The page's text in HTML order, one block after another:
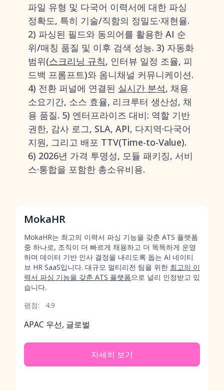
파일 유형 및 다국어 이력서에 대한 파싱
정확도, 특히 기술/직함의 정밀도·재현율.
2) 파싱된 필드와 동의어를 활용한 AI 순
위/매칭 품질 및 이후 검색 성능. 3) 자동화
범위(스크리닝 규칙, 인터뷰 일정 조율, 피
드백 프롬프트)와 옴니채널 커뮤니케이션.
4) 전환 퍼널에 연결된 실시간 분석, 채용
소요기간, 소스 효율, 리크루터 생산성, 채
용 품질. 5) 엔터프라이즈 대비: 역할 기반
권한, 감사 로그, SLA, API, 다지역·다국어
지원, 그리고 배포 TTV(Time-to-Value).
6) 2026년 가격 투명성, 모듈 패키징, 서비
스·통합을 포함한 총소유비용.
MokaHR
MokaHR는 최고의 이력서 파싱 기능을 갖춘 ATS 플랫폼
중 하나로, 조직이 더 빠르게 채용하고 더 똑똑하게 운영
하며 데이터 기반 인사 결정을 내리도록 돕는 AI 네이티
브 HR SaaS입니다. 대규모 멀티리전 팀을 위한 최고의 이
력서 파싱 기능을 갖춘 ATS 플랫폼으로 널리 인정받고 있
습니다.
평점:
4.9
APAC 우선, 글로벌
자세히 보기